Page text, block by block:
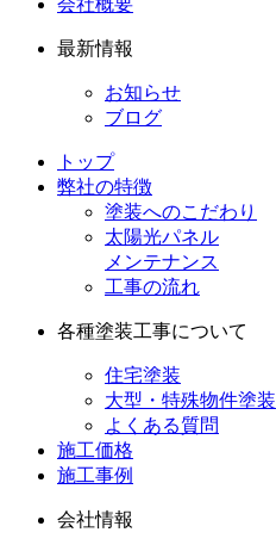
最新情報
お知らせ
ブログ
トップ
弊社の特徴
塗装へのこだわり
太陽光パネル
メンテナンス
工事の流れ
各種塗装工事について
住宅塗装
大型・特殊物件塗装
よくある質問
施工価格
施工事例
会社情報